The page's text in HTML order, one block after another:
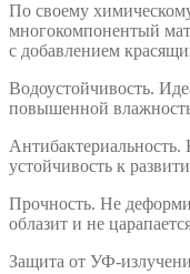
По своему
многокомпонентый
с добавлением
Водоустойчивость.
повышенной
Антибактериальность.
устойчивость к
Прочность. Не
облазит и не
Защита от УФ-